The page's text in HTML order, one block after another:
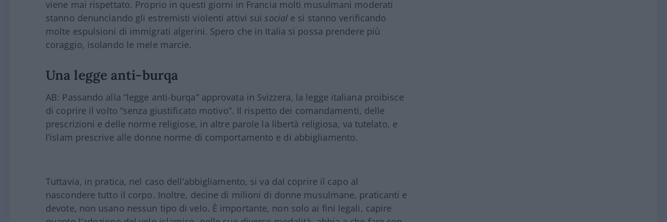
viene mai rispettato. Proprio in questi giorni in Francia molti musulmani moderati
stanno denunciando gli estremisti violenti attivi suisocial e si stanno verificando
molte espulsioni di immigrati algerini. Spero che in Italia si possa prendere più
coraggio, isolando le mele marcie.
Una legge anti-burqa
AB: Passando alla “legge anti-burqa” approvata in Svizzera, la legge italiana proibisce
di coprire il volto “senza giustificato motivo”. Il rispetto dei comandamenti, delle
prescrizioni e delle norme religiose, in altre parole la libertà religiosa, va tutelato, e
l’islam prescrive alle donne norme di comportamento e di abbigliamento.
Tuttavia, in pratica, nel caso dell’abbigliamento, si va dal coprire il capo al
nascondere tutto il corpo. Inoltre, decine di milioni di donne musulmane, praticanti e
devote, non usano nessun tipo di velo. È importante, non solo ai fini legali, capire